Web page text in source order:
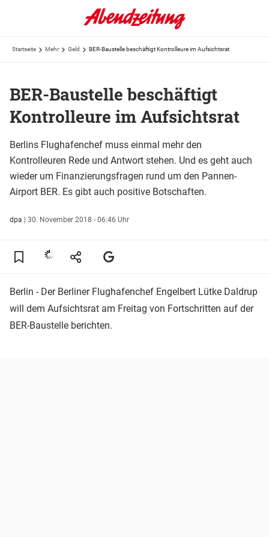
Startseite Mehr Geld BER-Baustelle beschäftigt Kontrolleure im Aufsichtsrat
BER-Baustelle beschäftigt
Kontrolleure im Aufsichtsrat
Berlins Flughafenchef muss einmal mehr den
Kontrolleuren Rede und Antwort stehen. Und es geht auch
wieder um Finanzierungsfragen rund um den Pannen-
Airport BER. Es gibt auch positive Botschaften.
dpa | 30. November 2018 - 06:46 Uhr
Berlin - Der Berliner Flughafenchef Engelbert Lütke Daldrup
will dem Aufsichtsrat am Freitag von Fortschritten auf der
BER-Baustelle berichten.